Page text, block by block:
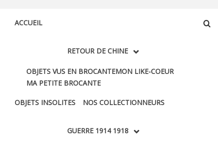
ACCUEIL
RETOUR DE CHINE
OBJETS VUS EN BROCANTEMON LIKE-COEUR
MA PETITE BROCANTE
OBJETS INSOLITES NOS COLLECTIONNEURS
GUERRE 1914 1918